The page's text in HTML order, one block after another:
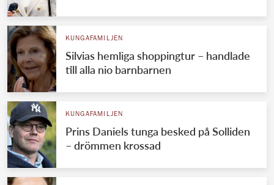
KUNGAFAMILJEN
Silvias hemliga shoppingtur – handlade
till alla nio barnbarnen
KUNGAFAMILJEN
Prins Daniels tunga besked på Solliden
– drömmen krossad